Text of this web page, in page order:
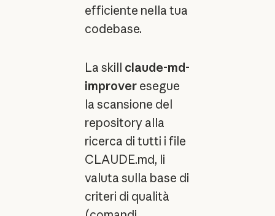
efficiente nella tua
codebase.
La skill claude-md-
improveresegue
la scansione del
repository alla
ricerca di tutti i file
CLAUDE.md, li
valuta sulla base di
criteri di qualità